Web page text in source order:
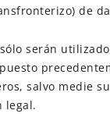
de
serán
salvo medie
legal.